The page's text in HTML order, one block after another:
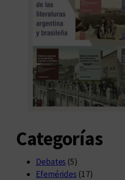
Categorías
Debates (5)
Efemérides (17)